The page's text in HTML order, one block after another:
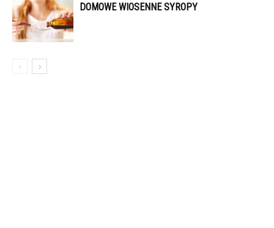
DOMOWE WIOSENNE SYROPY